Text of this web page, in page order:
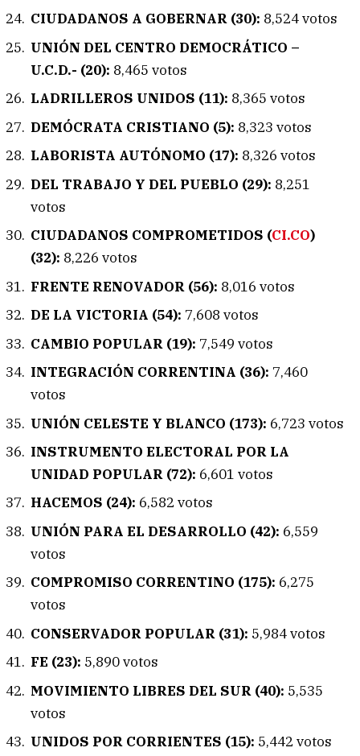
CIUDADANOS A GOBERNAR (30): 8,524 votos
UNIÓN DEL CENTRO DEMOCRÁTICO –
U.C.D.- (20): 8,465 votos
LADRILLEROS UNIDOS (11): 8,365 votos
DEMÓCRATA CRISTIANO (5): 8,323 votos
LABORISTA AUTÓNOMO (17): 8,326 votos
DEL TRABAJO Y DEL PUEBLO (29): 8,251
votos
CIUDADANOS COMPROMETIDOS (CI.CO)
(32): 8,226 votos
FRENTE RENOVADOR (56): 8,016 votos
DE LA VICTORIA (54): 7,608 votos
CAMBIO POPULAR (19): 7,549 votos
INTEGRACIÓN CORRENTINA (36): 7,460
votos
UNIÓN CELESTE Y BLANCO (173): 6,723 votos
INSTRUMENTO ELECTORAL POR LA
UNIDAD POPULAR (72): 6,601 votos
HACEMOS (24): 6,582 votos
UNIÓN PARA EL DESARROLLO (42): 6,559
votos
COMPROMISO CORRENTINO (175): 6,275
votos
CONSERVADOR POPULAR (31): 5,984 votos
FE (23): 5,890 votos
MOVIMIENTO LIBRES DEL SUR (40): 5,535
votos
UNIDOS POR CORRIENTES (15): 5,442 votos